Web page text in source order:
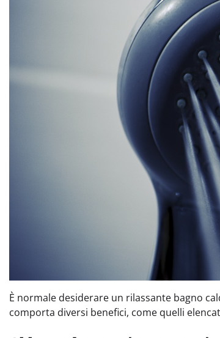
È normale desiderare un rilassante bagno
comporta diversi benefici, come quelli